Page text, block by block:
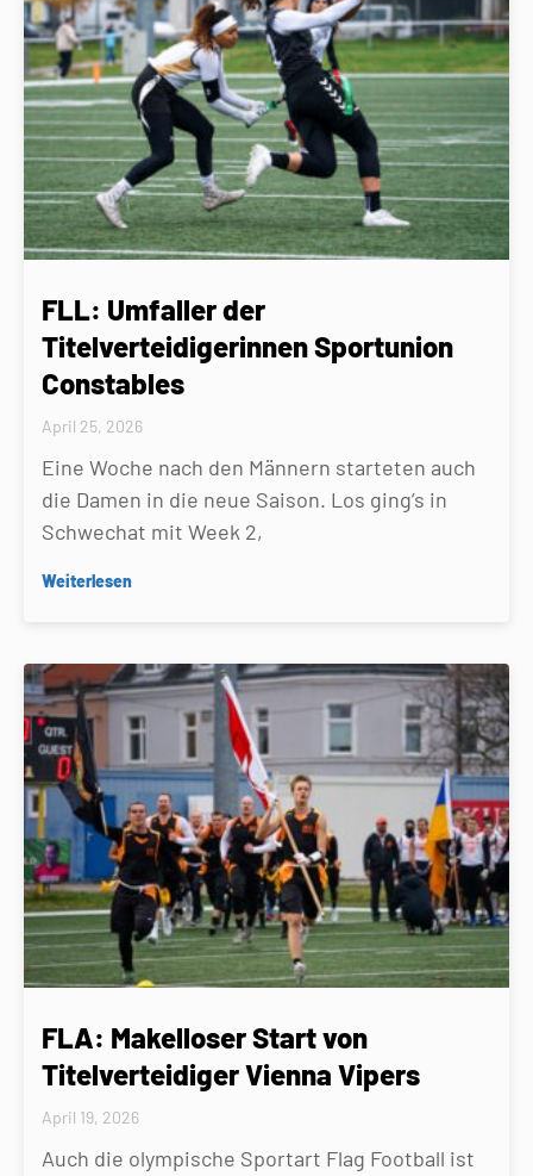
FLL: Umfaller der
Titelverteidigerinnen Sportunion
Constables
April 25, 2026
Eine Woche nach den Männern starteten auch
die Damen in die neue Saison. Los ging’s in
Schwechat mit Week 2,
Weiterlesen
FLA: Makelloser Start von
Titelverteidiger Vienna Vipers
April 19, 2026
Auch die olympische Sportart Flag Football ist